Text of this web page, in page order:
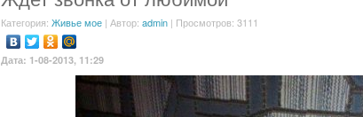
Категория: Живье мое| Автор: admin| Просмотров: 3111
Дата: 1-08-2013, 11:29